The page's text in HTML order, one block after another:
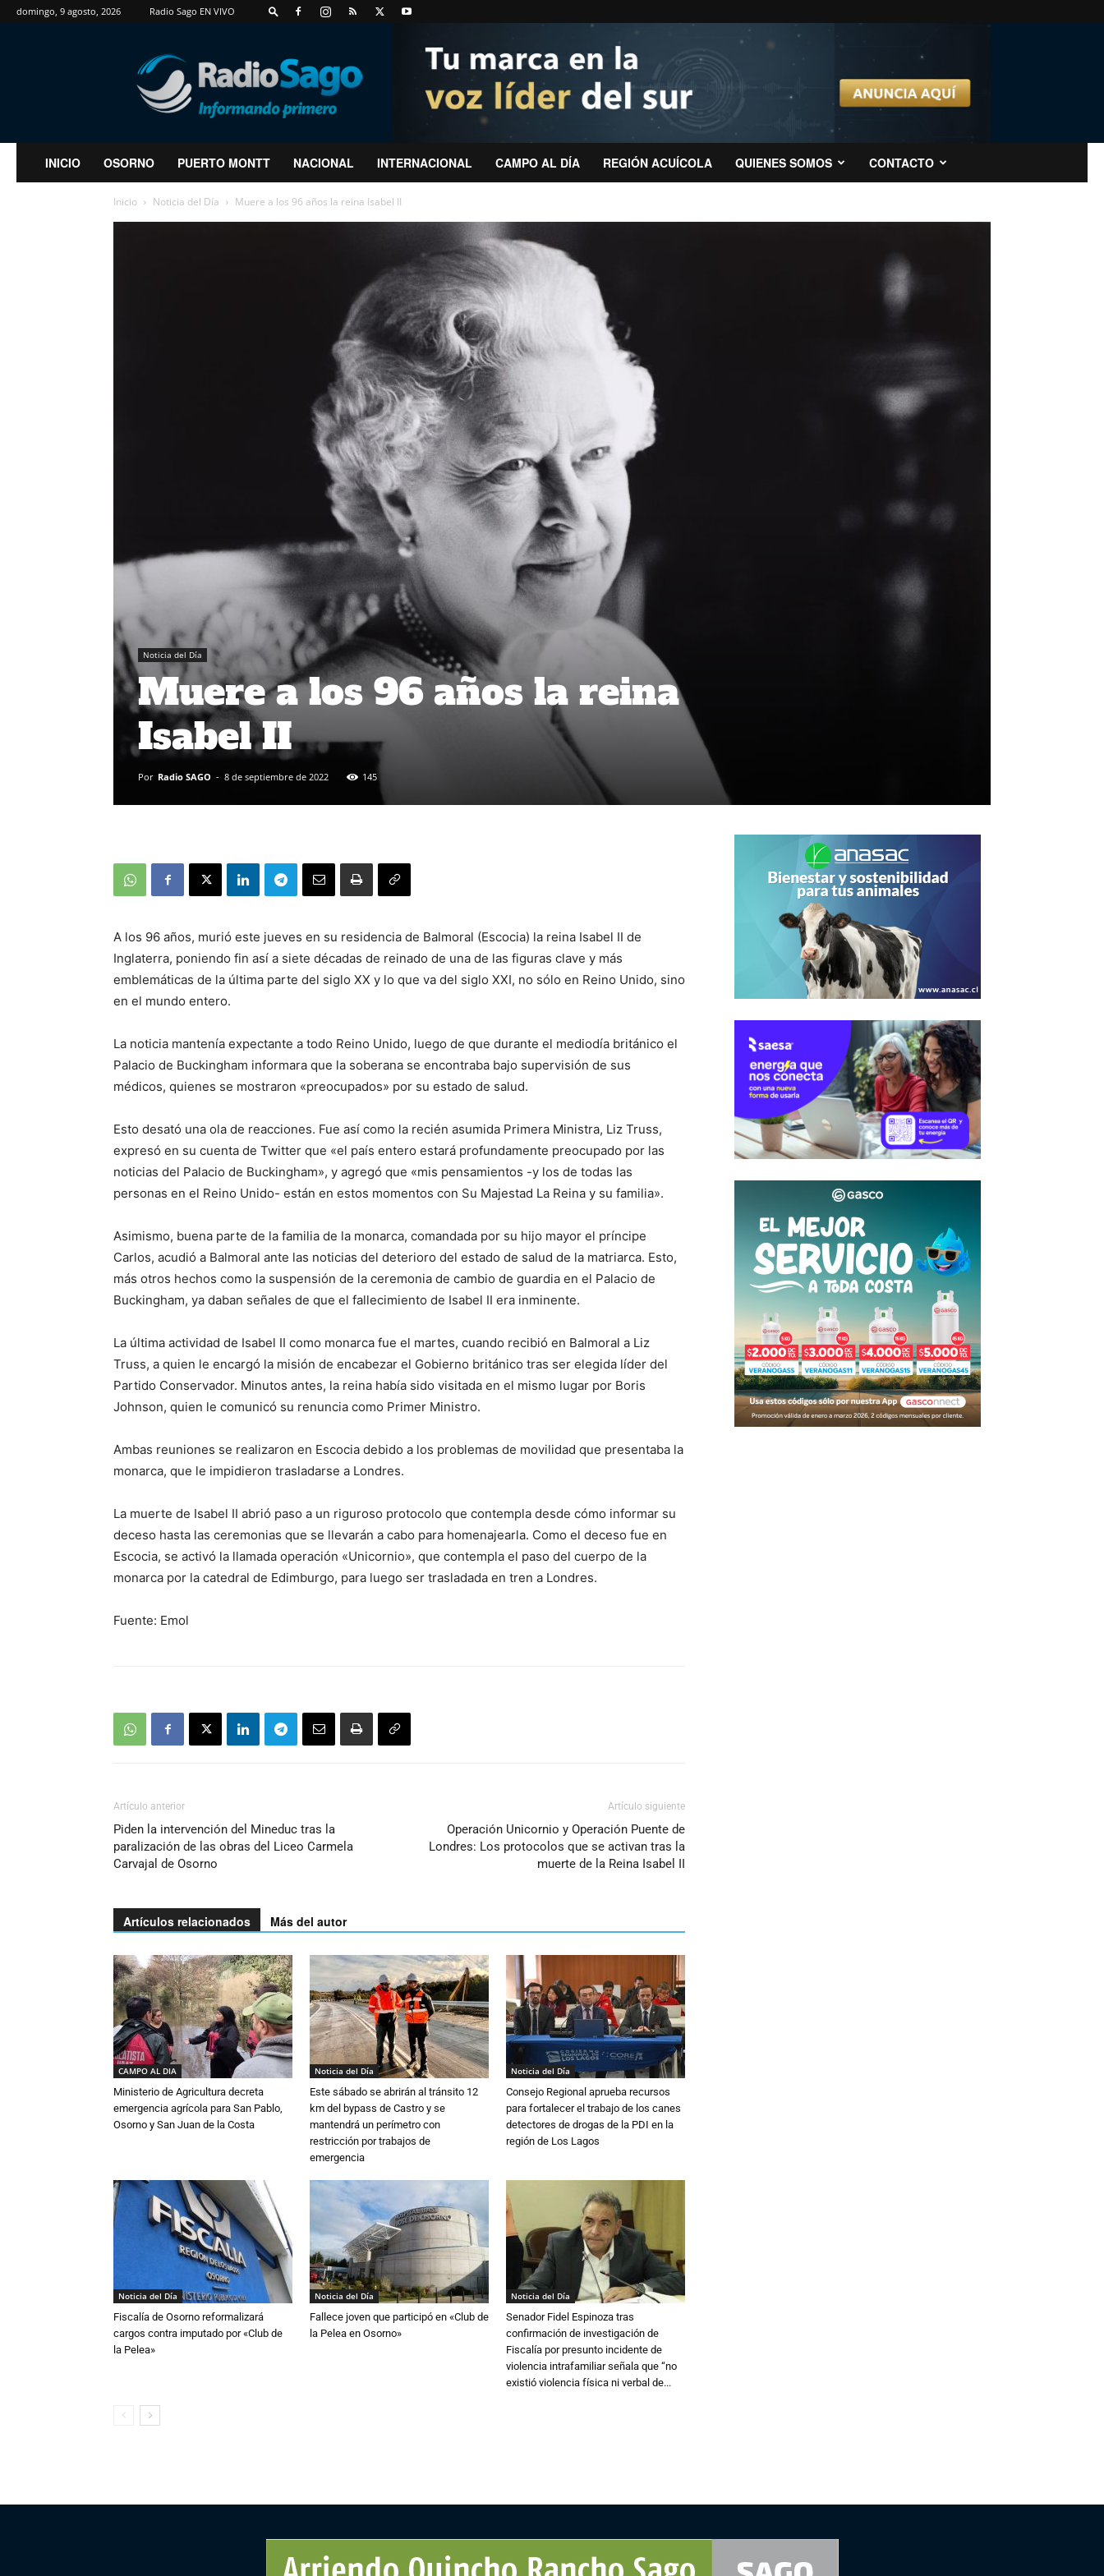
domingo, 9 agosto, 2026 Radio Sago EN VIVO
RadioSago
INICIO OSORNO PUERTO MONTT NACIONAL INTERNACIONAL CAMPO AL DÍA REGIÓN ACUÍCOLA QUIENES SOMOS CONTACTO
Inicio Noticia del Día Muere a los 96 años la reina Isabel II
Noticia del Día
Muere a los 96 años la reina
Isabel II
Por Radio SAGO - 8 de septiembre de 2022 145
A los 96 años, murió este jueves en su residencia de Balmoral (Escocia) la reina Isabel II de
Inglaterra, poniendo fin así a siete décadas de reinado de una de las figuras clave y más
emblemáticas de la última parte del siglo XX y lo que va del siglo XXI, no sólo en Reino Unido, sino
en el mundo entero.
La noticia mantenía expectante a todo Reino Unido, luego de que durante el mediodía británico el
Palacio de Buckingham informara que la soberana se encontraba bajo supervisión de sus
médicos, quienes se mostraron «preocupados» por su estado de salud.
Esto desató una ola de reacciones. Fue así como la recién asumida Primera Ministra, Liz Truss,
expresó en su cuenta de Twitter que «el país entero estará profundamente preocupado por las
noticias del Palacio de Buckingham», y agregó que «mis pensamientos -y los de todas las
personas en el Reino Unido- están en estos momentos con Su Majestad La Reina y su familia».
Asimismo, buena parte de la familia de la monarca, comandada por su hijo mayor el príncipe
Carlos, acudió a Balmoral ante las noticias del deterioro del estado de salud de la matriarca. Esto,
más otros hechos como la suspensión de la ceremonia de cambio de guardia en el Palacio de
Buckingham, ya daban señales de que el fallecimiento de Isabel II era inminente.
La última actividad de Isabel II como monarca fue el martes, cuando recibió en Balmoral a Liz
Truss, a quien le encargó la misión de encabezar el Gobierno británico tras ser elegida líder del
Partido Conservador. Minutos antes, la reina había sido visitada en el mismo lugar por Boris
Johnson, quien le comunicó su renuncia como Primer Ministro.
Ambas reuniones se realizaron en Escocia debido a los problemas de movilidad que presentaba la
monarca, que le impidieron trasladarse a Londres.
La muerte de Isabel II abrió paso a un riguroso protocolo que contempla desde cómo informar su
deceso hasta las ceremonias que se llevarán a cabo para homenajearla. Como el deceso fue en
Escocia, se activó la llamada operación «Unicornio», que contempla el paso del cuerpo de la
monarca por la catedral de Edimburgo, para luego ser trasladada en tren a Londres.
Fuente: Emol
Artículo anterior
Piden la intervención del Mineduc tras la
paralización de las obras del Liceo Carmela
Carvajal de Osorno
Artículo siguiente
Operación Unicornio y Operación Puente de
Londres: Los protocolos que se activan tras la
muerte de la Reina Isabel II
Artículos relacionados Más del autor
CAMPO AL DIA
Ministerio de Agricultura decreta
emergencia agrícola para San Pablo,
Osorno y San Juan de la Costa
Noticia del Día
Este sábado se abrirán al tránsito 12
km del bypass de Castro y se
mantendrá un perímetro con
restricción por trabajos de
emergencia
Noticia del Día
Consejo Regional aprueba recursos
para fortalecer el trabajo de los canes
detectores de drogas de la PDI en la
región de Los Lagos
Noticia del Día
Fiscalía de Osorno reformalizará
cargos contra imputado por «Club de
la Pelea»
Noticia del Día
Fallece joven que participó en «Club de
la Pelea en Osorno»
Noticia del Día
Senador Fidel Espinoza tras
confirmación de investigación de
Fiscalía por presunto incidente de
violencia intrafamiliar señala que “no
existió violencia física ni verbal de...